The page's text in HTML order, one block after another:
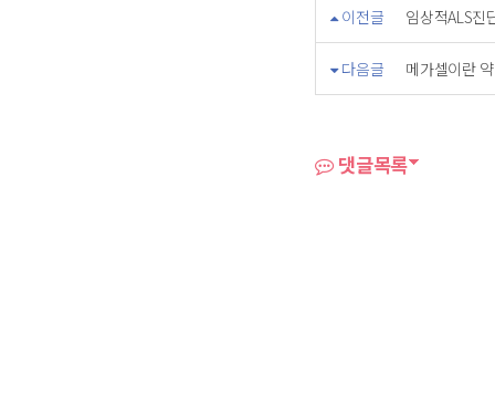
이전글 임상적ALS진
다음글 메가셀이란
댓글목록